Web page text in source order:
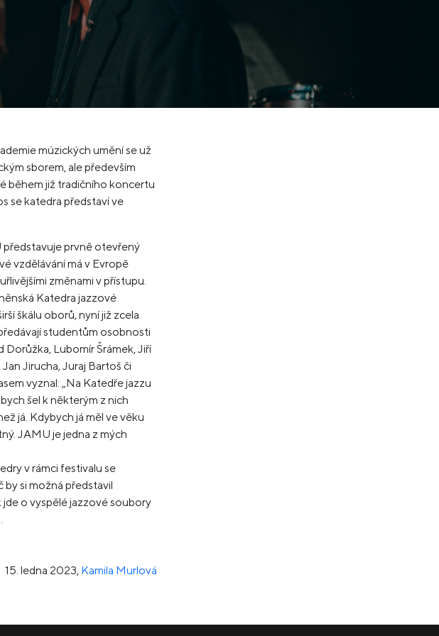
múzických umění se už
sborem, ale především
během již tradičního koncertu
se katedra představí ve
prvně otevřený
vzdělávání má v Evropě
změnami v přístupu.
Katedra jazzové
škálu oborů, nyní již zcela
studentům osobnosti
Dorůžka, Lubomír Šrámek, Jiří
Jirucha, Juraj Bartoš či
vyznal: „Na Katedře jazzu
šel k některým z nich
já. Kdybych já měl ve věku
JAMU je jedna z mých
v rámci festivalu se
si možná představil
o vyspělé jazzové soubory
15. ledna 2023, Kamila Murlová